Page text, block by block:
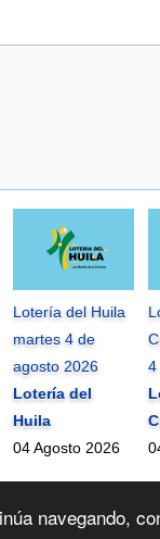
navegando,
Lotería del Huila
martes 4 de
agosto 2026
Lotería del
Huila
04 Agosto 2026
4
2010-2026 ©